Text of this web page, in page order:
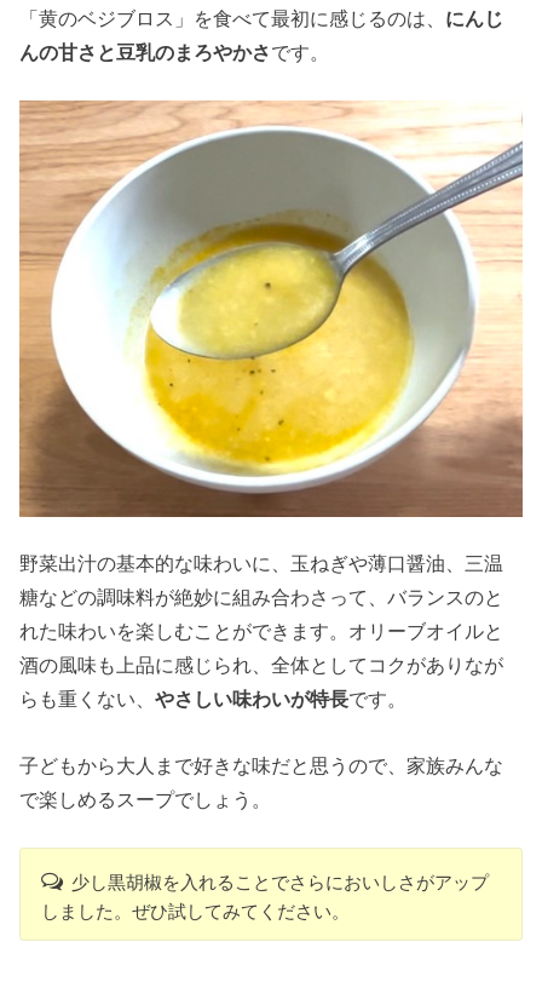
「黄のベジブロス」を食べて最初に感じるのは、 にんじ
んの甘さと豆乳のまろやかさです。
野菜出汁の基本的な味わいに、玉ねぎや薄口醤油、三温
糖などの調味料が絶妙に組み合わさって、バランスのと
れた味わいを楽しむことができます。オリーブオイルと
酒の風味も上品に感じられ、全体としてコクがありなが
らも重くない、やさしい味わいが特長です。
子どもから大人まで好きな味だと思うので、家族みんな
で楽しめるスープでしょう。
少し黒胡椒を入れることでさらにおいしさがアップ
しました。ぜひ試してみてください。